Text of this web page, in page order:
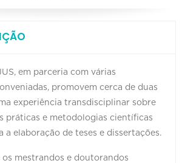
em parceria com várias
promovem cerca de duas
experiência transdisciplinar sobre
práticas e metodologias científicas
a elaboração de teses e dissertações.
os mestrandos e doutorandos